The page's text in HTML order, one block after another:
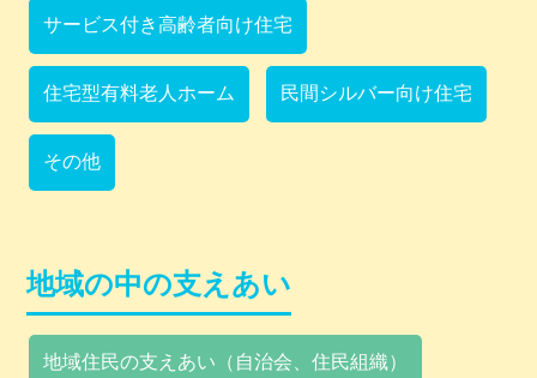
サービス付き高齢者向け住宅
住宅型有料老人ホーム 民間シルバー向け住宅
その他
地域の中の支えあい
地域住民の支えあい（自治会、住民組織）